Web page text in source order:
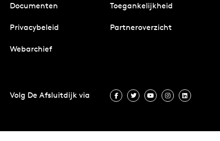
Documenten Toegankelijkheid
Privacybeleid Partneroverzicht
Webarchief
Volg De Afsluitdijk via Volg De Afsluitdijk via Facebook
Volg De Afsluitdijk via
Volg De Afsluitdijk via
Volg De